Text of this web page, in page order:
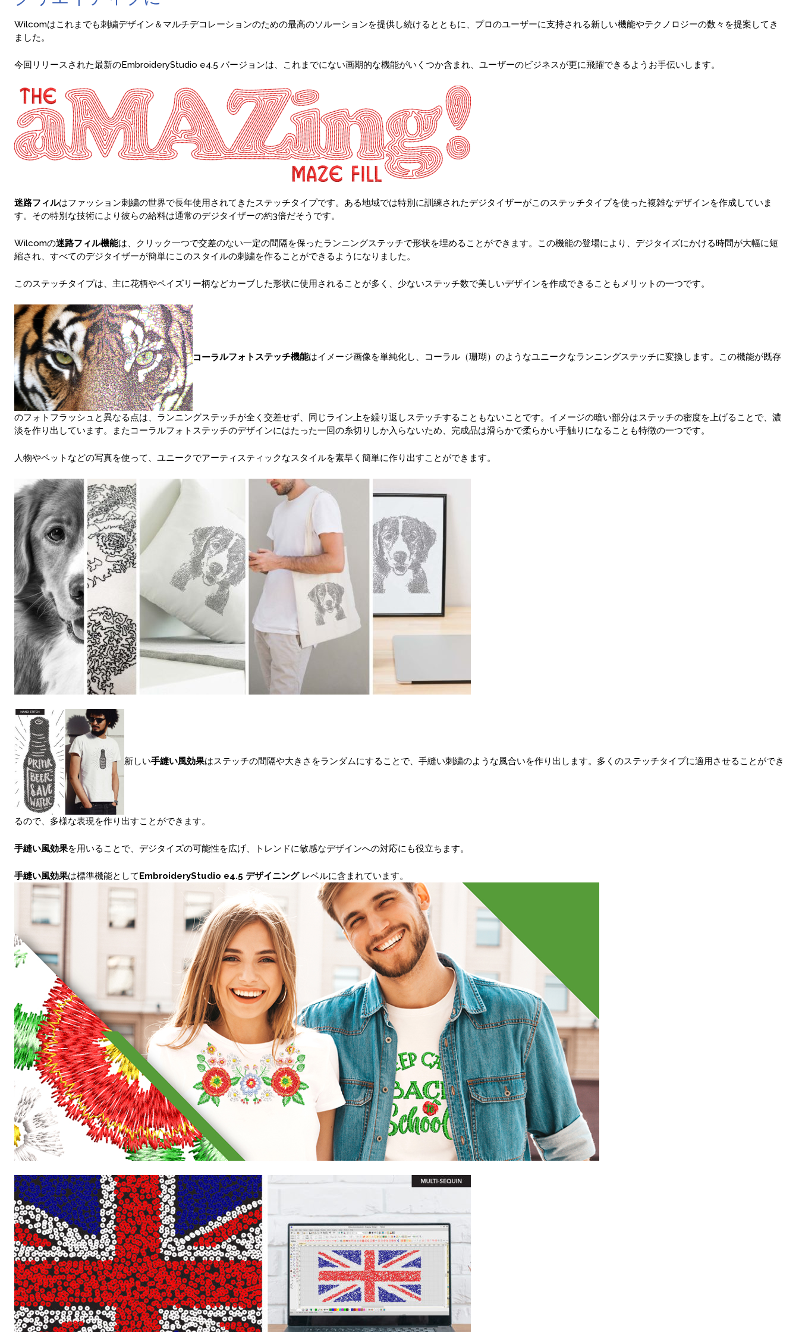
Wilcomはこれまでも刺繍デザイン＆マルチデコレーションのための最高のソルーションを提供し続けるとともに、プロのユーザーに支持される新しい機能やテクノロジーの数々を提案してき
ました。
今回リリースされた最新のEmbroideryStudio e4.5 バージョンは、これまでにない画期的な機能がいくつか含まれ、ユーザーのビジネスが更に飛躍できるようお手伝いします。
迷路フィルはファッション刺繍の世界で長年使用されてきたステッチタイプです。ある地域では特別に訓練されたデジタイザーがこのステッチタイプを使った複雑なデザインを作成していま
す。その特別な技術により彼らの給料は通常のデジタイザーの約3倍だそうです。
Wilcomの迷路フィル機能は、クリック一つで交差のない一定の間隔を保ったランニングステッチで形状を埋めることができます。この機能の登場により、デジタイズにかける時間が大幅に短
縮され、すべてのデジタイザーが簡単にこのスタイルの刺繍を作ることができるようになりました。
このステッチタイプは、主に花柄やペイズリー柄などカーブした形状に使用されることが多く、少ないステッチ数で美しいデザインを作成できることもメリットの一つです。
コーラルフォトステッチ機能はイメージ画像を単純化し、コーラル（珊瑚）のようなユニークなランニングステッチに変換します。この機能が既存
のフォトフラッシュと異なる点は、ランニングステッチが全く交差せず、同じライン上を繰り返しステッチすることもないことです。イメージの暗い部分はステッチの密度を上げることで、濃
淡を作り出しています。またコーラルフォトステッチのデザインにはたった一回の糸切りしか入らないため、完成品は滑らかで柔らかい手触りになることも特徴の一つです。
人物やペットなどの写真を使って、ユニークでアーティスティックなスタイルを素早く簡単に作り出すことができます。
新しい手縫い風効果はステッチの間隔や大きさをランダムにすることで、手縫い刺繍のような風合いを作り出します。多くのステッチタイプに適用させることができ
るので、多様な表現を作り出すことができます。
手縫い風効果を用いることで、デジタイズの可能性を広げ、トレンドに敏感なデザインへの対応にも役立ちます。
手縫い風効果は標準機能としてEmbroideryStudio e4.5 デザイニングレベルに含まれています。